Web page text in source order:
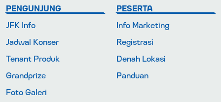
PENGUNJUNG
JFK Info
Jadwal Konser
Tenant Produk
Grandprize
Foto Galeri
PESERTA
Info Marketing
Registrasi
Denah Lokasi
Panduan